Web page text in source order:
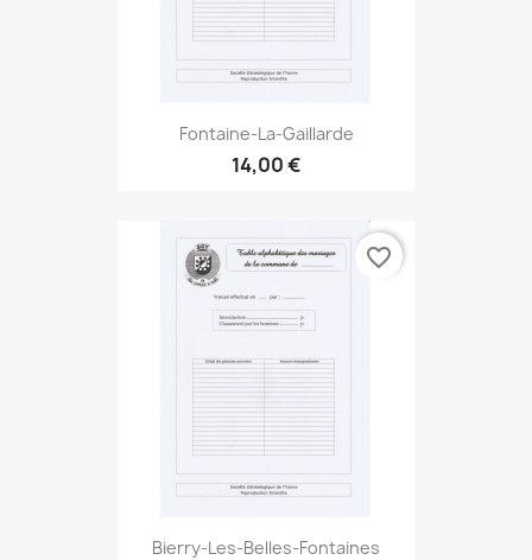
Fontaine-La-Gaillarde
14,00 €
Bierry-Les-Belles-Fontaines
favorite_border